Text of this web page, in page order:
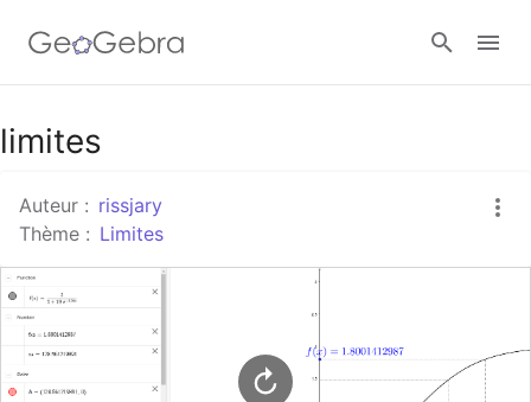
Google Classroom
Classe GeoGebra
limites
Auteur : rissjary
Thème : Limites